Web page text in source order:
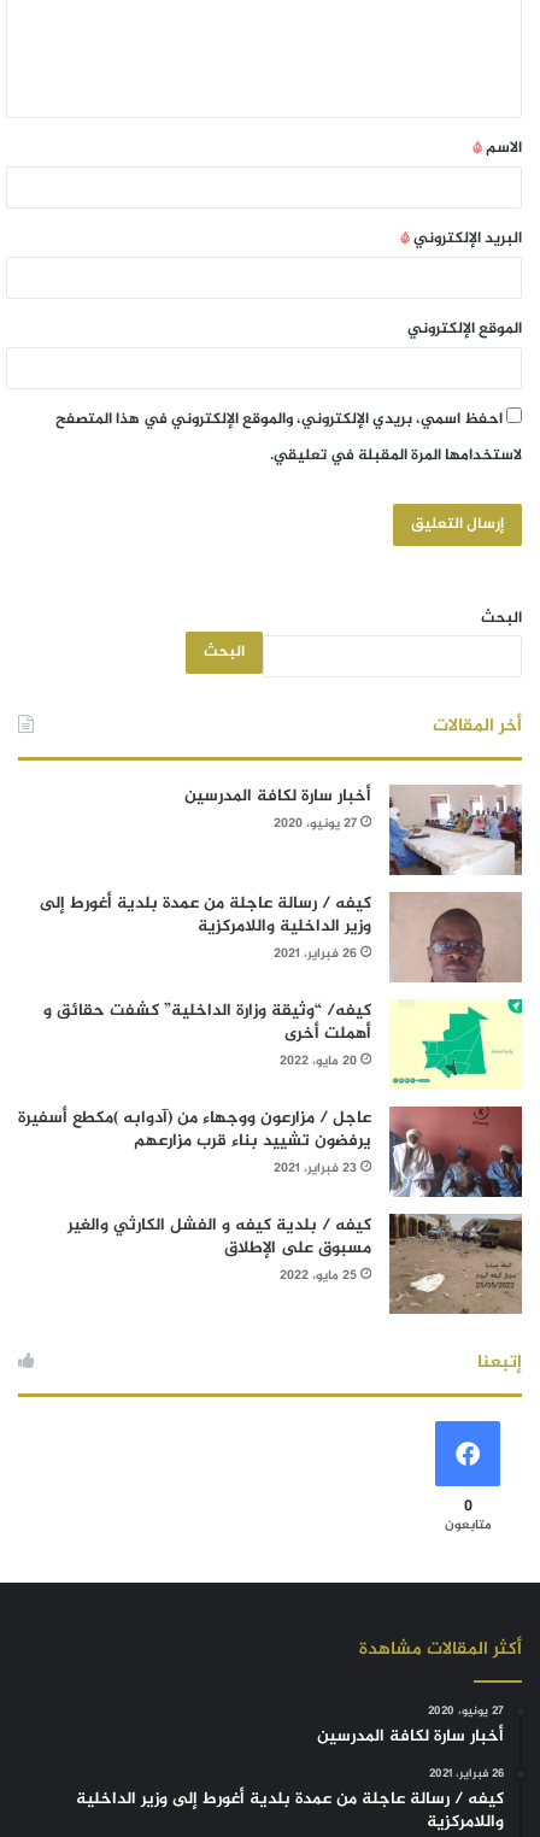
الاسم*
البريد الإلكتروني*
الموقع الإلكتروني
احفظ اسمي، بريدي الإلكتروني، والموقع الإلكتروني في هذا المتصفح
لاستخدامها المرة المقبلة في تعليقي.
البحث
البحث
أخر المقالات
أخبار سارة لكافة المدرسين
27 يونيو، 2020
كيفه / رسالة عاجلة من عمدة بلدية أغورط إلى
وزير الداخلية واللامركزية
26 فبراير، 2021
كيفه/ “وثيقة وزارة الداخلية” كشفت حقائق و
أهملت أخرى
20 مايو، 2022
عاجل / مزارعون ووجهاء من (آدوابه )مكطع أسفيرة
يرفضون تشييد بناء قرب مزارعهم
23 فبراير، 2021
كيفه / بلدية كيفه و الفشل الكارثي والغير
مسبوق على الإطلاق
25 مايو، 2022
إتبعنا
0
متابعون
أكثر المقالات مشاهدة
27 يونيو، 2020
أخبار سارة لكافة المدرسين
26 فبراير، 2021
كيفه / رسالة عاجلة من عمدة بلدية أغورط إلى وزير الداخلية
واللامركزية